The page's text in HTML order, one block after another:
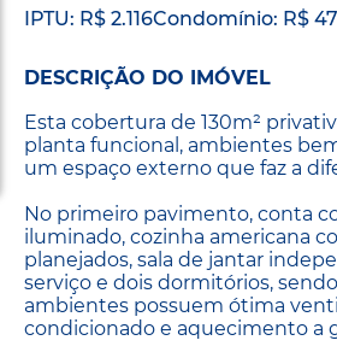
IPTU: R$ 2.116Condomínio: R$
DESCRIÇÃO DO IMÓVEL
Esta cobertura de 130m²
planta funcional, ambientes
um espaço externo que faz a
No primeiro pavimento, conta
iluminado, cozinha americana
planejados, sala de jantar
serviço e dois dormitórios,
ambientes possuem ótima
condicionado e aquecimento a